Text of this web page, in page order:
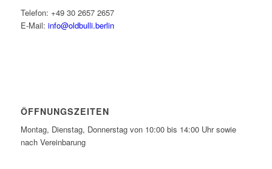
Telefon: +49 30 2657 2657
E-Mail: info@oldbulli.berlin
ÖFFNUNGSZEITEN
Montag, Dienstag, Donnerstag von 10:00 bis 14:00 Uhr sowie
nach Vereinbarung